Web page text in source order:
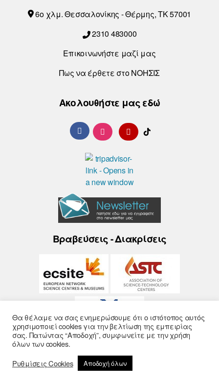
6o χλμ. Θεσσαλονίκης - Θέρμης, ΤΚ 57001
2310 483000
Επικοινωνήστε μαζί μας
Πως να έρθετε στο ΝΟΗΣΙΣ
Ακολουθήστε μας εδώ
Βραβεύσεις - Διακρίσεις
© 2026Noesis - Σχεδίαση και Υλοποίηση
Θα θέλαμε να σας ενημερώσουμε ότι ο ιστότοπος αυτός
χρησιμοποιεί cookies για την βελτίωση της εμπειρίας
σας. Πατώντας “Αποδοχή”, συμφωνείτε με την χρήση
όλων των cookies.
Ρυθμίσεις Cookies
Αποδοχή όλων